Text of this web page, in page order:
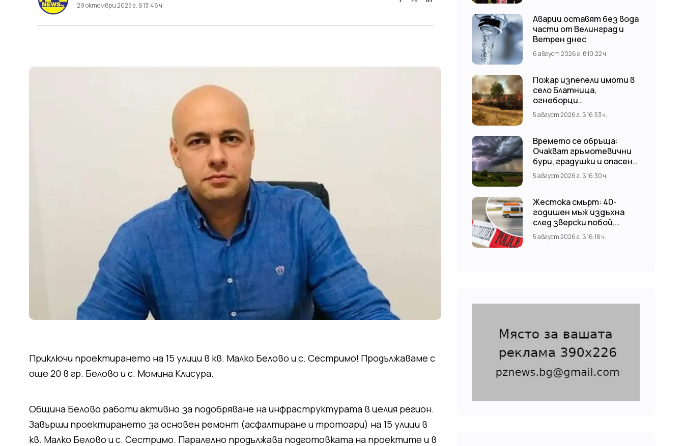
29 октомври 2025 г. в 13:46 ч.
Приключи проектирането на 15 улици в кв. Малко Белово и с. Сестримо! Продължаваме с
още 20 в гр. Белово и с. Момина Клисура.
Община Белово работи активно за подобряване на инфраструктурата в целия регион.
Завърши проектирането за основен ремонт (асфалтиране и тротоари) на 15 улици в
кв. Малко Белово и с. Сестримо. Паралелно продължава подготовката на проектите и в
Аварии оставят без вода
части от Велинград и
Ветрен днес
6 август 2026 г. в 10:22 ч.
Пожар изпепели имоти в
село Блатница,
огнеборци
предотвратиха по-
голяма трагедия
5 август 2026 г. в 16:53 ч.
Времето се обръща:
Очакват гръмотевични
бури, градушки и опасен
вятър до 80 км/ч
5 август 2026 г. в 16:30 ч.
Жестока смърт: 40-
годишен мъж издъхна
след зверски побой,
проверяват версия за
нападение от
5 август 2026 г. в 16:18 ч.